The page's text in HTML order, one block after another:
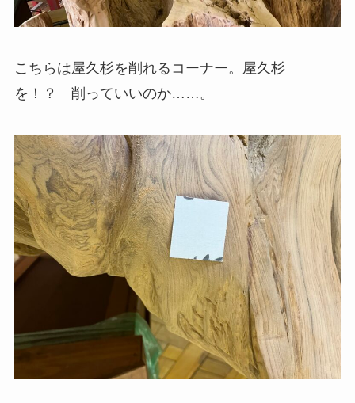
こちらは屋久杉を削れるコーナー。屋久杉
を！？ 削っていいのか……。